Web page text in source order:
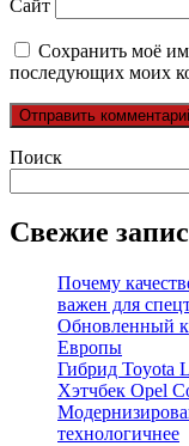
Сайт
Сохранить моё
последующих моих
Поиск
Свежие
Почему
важен для
Обновленный
Европы
Гибрид Toyota
Хэтчбек Opel
технологичнее